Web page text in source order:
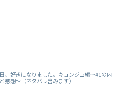
、好きになりました。キョンジュ編～#1の内
感想～（ネタバレ含みます）